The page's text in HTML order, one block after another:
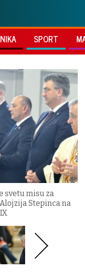
SPORT
svetu misu za
Stepinca na